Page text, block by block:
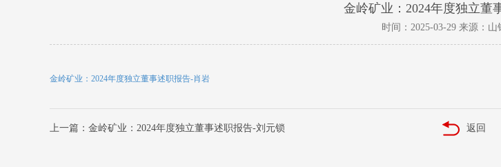
金岭矿业：2024年度独立董
时间：2025-03-29 来源：山
金岭矿业：2024年度独立董事述职报告-肖岩
上一篇：金岭矿业：2024年度独立董事述职报告-刘元锁 返回